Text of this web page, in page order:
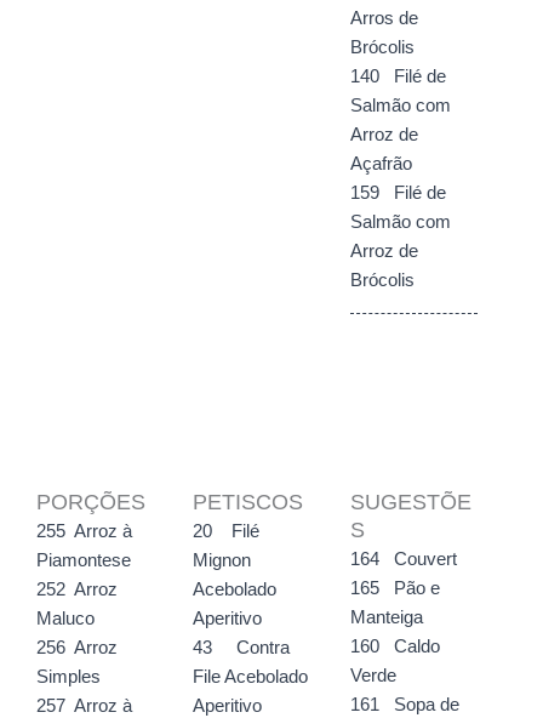
Arros de
Brócolis
140 Filé de
Salmão com
Arroz de
Açafrão
159 Filé de
Salmão com
Arroz de
Brócolis
PORÇÕES
255 Arroz à
Piamontese
252 Arroz
Maluco
256 Arroz
Simples
257 Arroz à
PETISCOS
20 Filé
Mignon
Acebolado
Aperitivo
43 Contra
File Acebolado
Aperitivo
SUGESTÕE
S
164 Couvert
165 Pão e
Manteiga
160 Caldo
Verde
161 Sopa de